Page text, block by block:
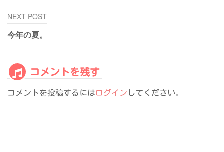
ー
シ
NEXT POST
今年の夏。
コメントを残す
コメントを投稿するにはログイン してください。